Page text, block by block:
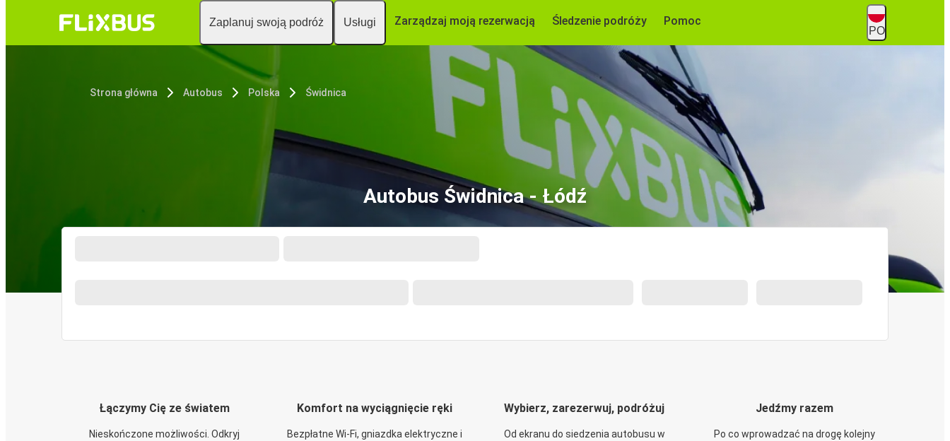
Zaplanuj swoją podróż Usługi Zarządzaj moją rezerwacją Śledzenie podróży Pomoc
PO
Strona główna Autobus Polska Świdnica
Autobus Świdnica - Łódź
Łączymy Cię ze światem
Nieskończone możliwości. Odkryj
Komfort na wyciągnięcie ręki
Bezpłatne Wi-Fi, gniazdka elektryczne i
Wybierz, zarezerwuj, podróżuj
Od ekranu do siedzenia autobusu w
Jedźmy razem
Po co wprowadzać na drogę kolejny